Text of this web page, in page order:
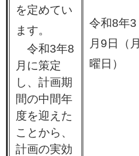
を定めてい
ます。
令和3年8
月に策定
し、計画期
間の中間年
度を迎えた
ことから、
計画の実効
令和8年3
月9日（月
曜日）